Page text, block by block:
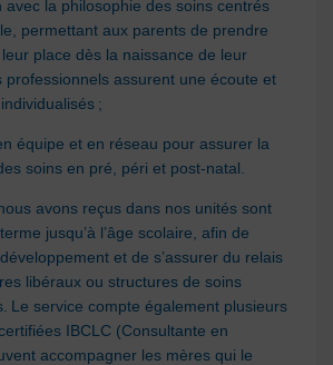
avec la philosophie des soins centrés
permettant aux parents de prendre
place dès la naissance de leur
professionnels assurent une écoute et
;
équipe et en réseau pour assurer la
soins en pré, péri et post-natal.
avons reçus dans nos unités sont
jusqu’à l’âge scolaire, afin de
et de s’assurer du relais
libéraux ou structures de soins
Le service compte également plusieurs
IBCLC (Consultante en
accompagner les mères qui le